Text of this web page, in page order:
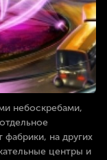
небоскребами,
на других
центры и